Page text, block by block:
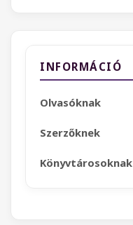
INFORMÁCIÓ
Olvasóknak
Szerzőknek
Könyvtárosoknak